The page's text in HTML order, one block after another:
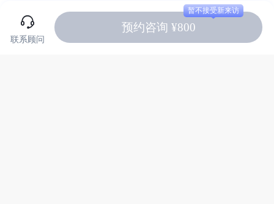
联系顾问
暂不接受新来访
预约咨询 ¥800